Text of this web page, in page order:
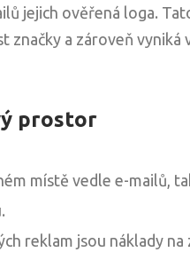
jejich ověřená loga.
značky a zároveň vyniká
prostor
místě vedle e-mailů,
reklam jsou náklady na